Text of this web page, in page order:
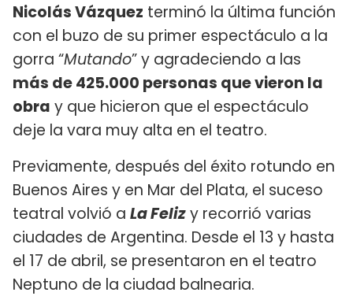
Nicolás Vázquez terminó la última función
con el buzo de su primer espectáculo a la
gorra “Mutando” y agradeciendo a las
más de 425.000 personas que vieron la
obra y que hicieron que el espectáculo
deje la vara muy alta en el teatro.
Previamente, después del éxito rotundo en
Buenos Aires y en Mar del Plata, el suceso
teatral volvió a La Felizy recorrió varias
ciudades de Argentina. Desde el 13 y hasta
el 17 de abril, se presentaron en el teatro
Neptuno de la ciudad balnearia.